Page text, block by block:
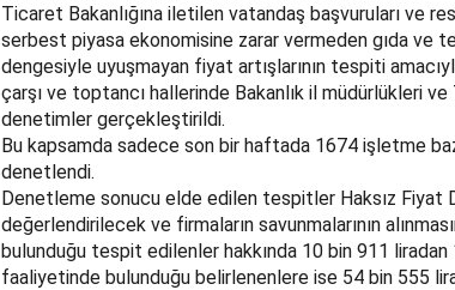
Ticaret Bakanlığına iletilen vatandaş başvuruları ve
serbest piyasa ekonomisine zarar vermeden gıda ve
dengesiyle uyuşmayan fiyat artışlarının tespiti
çarşı ve toptancı hallerinde Bakanlık il müdürlükleri ve
denetimler gerçekleştirildi.
Bu kapsamda sadece son bir haftada 1674 işletme
denetlendi.
Denetleme sonucu elde edilen tespitler Haksız Fiyat
değerlendirilecek ve firmaların savunmalarının
bulunduğu tespit edilenler hakkında 10 bin 911
faaliyetinde bulunduğu belirlenenlere ise 54 bin 555